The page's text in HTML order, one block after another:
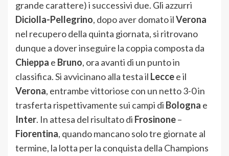
grande carattere) i successivi due. Gli azzurri
Diciolla-Pellegrino, dopo aver domato ilVerona
nel recupero della quinta giornata, si ritrovano
dunque a dover inseguire la coppia composta da
Chieppa e Bruno, ora avanti di un punto in
classifica. Si avvicinano alla testa il Leccee il
Verona, entrambe vittoriose con un netto 3-0 in
trasferta rispettivamente sui campi di Bologna e
Inter. In attesa del risultato di Frosinone–
Fiorentina, quando mancano solo tre giornate al
termine, la lotta per la conquista della Champions